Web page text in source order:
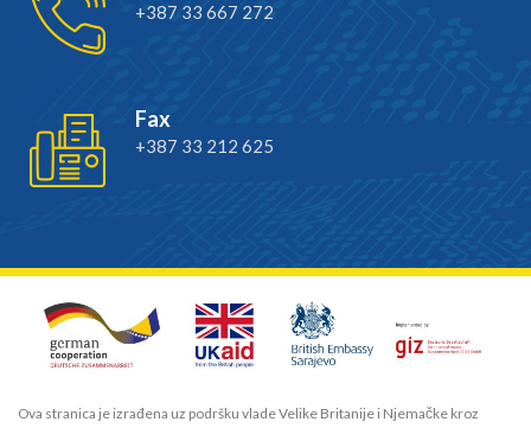
+387 33 667 272
Fax
+387 33 212 625
Ova stranica je izrađena uz podršku vlade Velike Britanije i Njemačke kroz